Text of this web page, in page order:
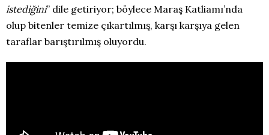
istediğini” dile getiriyor; böylece Maraş Katliamı’nda
olup bitenler temize çıkartılmış, karşı karşıya gelen
taraflar barıştırılmış oluyordu.